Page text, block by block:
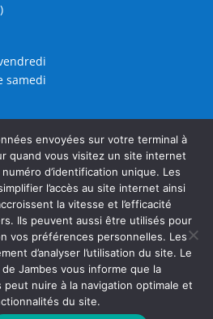
samedi
envoyées sur votre terminal à
quand vous visitez un site internet
d’identification unique. Les
l’accès au site internet ainsi
la vitesse et l’efficacité
Ils peuvent aussi être utilisés pour
vos préférences personnelles. Les
d’analyser l’utilisation du site. Le
de Jambes vous informe que la
nuire à la navigation optimale et
du site.